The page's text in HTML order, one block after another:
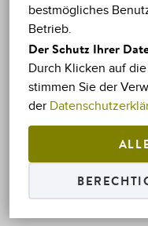
bestmögliches
Betrieb.
Der Schutz Ihrer
Durch Klicken auf
stimmen Sie der
der
Unser günstigstes
kleinen Kind.
von Hévíz zum
Einkaufsstraße.
im ersten
gehen auf die